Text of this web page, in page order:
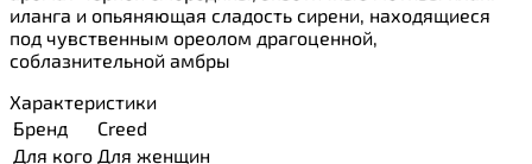
иланга и опьяняющая сладость сирени, находящиеся
под чувственным ореолом драгоценной,
соблазнительной амбры
Характеристики
Бренд
Creed
Для кого Для женщин